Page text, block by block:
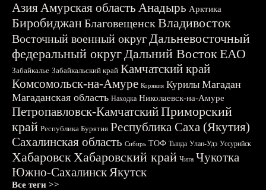
АзияАмурская область Анадырь Арктика
БиробиджанБлаговещенскВладивосток
Восточный военный округДальневосточный
федеральный округДальний ВостокЕАО
Забайкалье Забайкальский край Камчатский край
Комсомольск-на-Амуре Корякия Курилы Магадан
Магаданская область Находка Николаевск-на-Амуре
Петропавловск-КамчатскийПриморский
край Республика Бурятия Республика Саха (Якутия)
Сахалинская область Сибирь ТОФ Тында Улан-Удэ Уссурийск
ХабаровскХабаровский край Чита Чукотка
Южно-СахалинскЯкутск
Все теги >>